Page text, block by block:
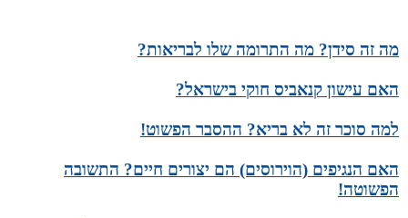
מה זה סידן? מה התרומה שלו לבריאות?
האם עישון קנאביס חוקי בישראל?
למה סוכר זה לא בריא? ההסבר הפשוט!
האם הנגיפים (הוירוסים) הם יצורים חיים? התשובה
הפשוטה!